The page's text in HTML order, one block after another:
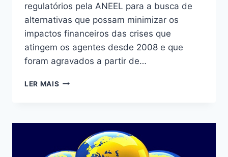
regulatórios pela ANEEL para a busca de
alternativas que possam minimizar os
impactos financeiros das crises que
atingem os agentes desde 2008 e que
foram agravados a partir de…
LER MAIS SOBRECONTRATAÇÃO
ALGUMAS
REFLEXÕES
SOBRE